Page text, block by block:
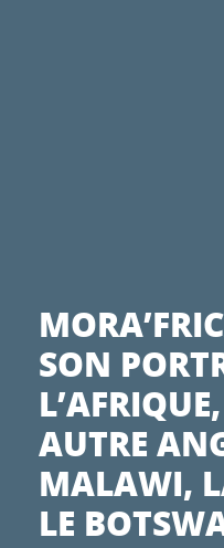
SON
AUTRE
MALAWI,
LE